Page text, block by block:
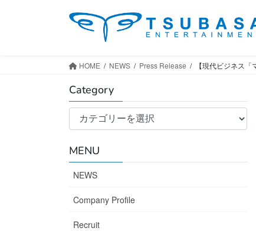
HOME NEWS Press Release 【現代ビジネス
Category
Category
MENU
NEWS
Company Profile
Recruit